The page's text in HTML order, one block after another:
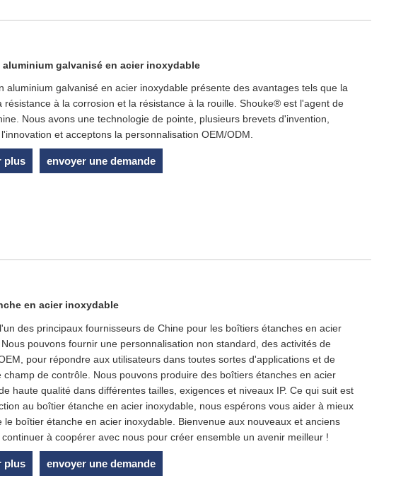
aluminium galvanisé en acier inoxydable
aluminium galvanisé en acier inoxydable présente des avantages tels que la
résistance à la corrosion et la résistance à la rouille. Shouke® est l'agent de
Nous avons une technologie de pointe, plusieurs brevets d'invention,
et acceptons la personnalisation OEM/ODM.
plus envoyer une demande
en acier inoxydable
des principaux fournisseurs de Chine pour les boîtiers étanches en acier
pouvons fournir une personnalisation non standard, des activités de
pour répondre aux utilisateurs dans toutes sortes d'applications et de
champ de contrôle. Nous pouvons produire des boîtiers étanches en acier
haute qualité dans différentes tailles, exigences et niveaux IP. Ce qui suit est
au boîtier étanche en acier inoxydable, nous espérons vous aider à mieux
le boîtier étanche en acier inoxydable. Bienvenue aux nouveaux et anciens
à coopérer avec nous pour créer ensemble un avenir meilleur !
plus envoyer une demande